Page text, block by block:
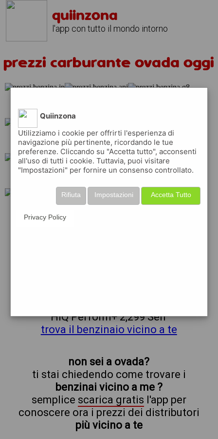
quiinzona
l'app con tutto il mondo intorno
prezzi carburante ovada oggi
total shell esso
repsol erg
HiQ Perform+ 2,299 Self
trova il benzinaio vicino a te
non sei a ovada?
ti stai chiedendo come trovare i
benzinai vicino a me ?
semplice scarica gratis l'app per
conoscere ora i prezzi dei distributori
più vicino a te
Quiinzona
Utilizziamo i cookie per offrirti l'esperienza di
navigazione più pertinente, ricordando le tue
preferenze. Cliccando su "Accetta tutto", acconsenti
all'uso di tutti i cookie. Tuttavia, puoi visitare
"Impostazioni" per fornire un consenso controllato.
Accetta Tutto
Impostazioni
Rifiuta
Privacy Policy